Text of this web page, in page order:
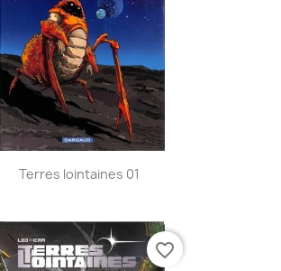
Terres lointaines 01
favorite_border